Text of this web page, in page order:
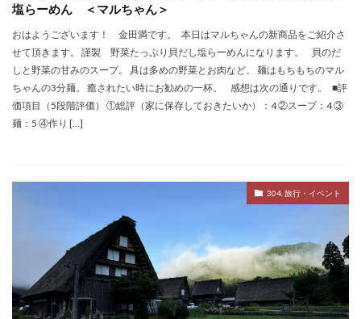
塩らーめん ＜マルちゃん＞
おはようございます！ 金田満です。 本日はマルちゃんの新商品をご紹介さ
せて頂きます。 謹製 野菜たっぷり貝だし塩らーめんになります。 貝のだ
しと野菜の甘みのスープ。 具は多めの野菜とお肉など。 麺はもちもちのマル
ちゃんの3分麺。 癒されたい時にお勧めの一杯。 感想は次の通りです。 ■評
価項目（5段階評価） ①総評（家に保存しておきたいか）：4 ②スープ：4 ③
麺：5 ④作り […]
304. 旅行・イベント